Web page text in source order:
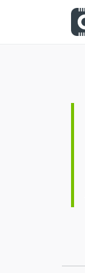
Saltar al contenido principal